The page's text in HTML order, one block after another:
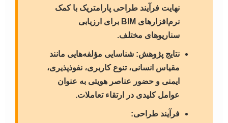
نهایت فرآیند طراحی پارامتریک با کمک
نرم‌افزارهای BIM برای ارزیابی
سناریوهای مختلف.
نتایج پژوهش: شناسایی مؤلفه‌هایی مانند
مقیاس انسانی، تنوع کاربری، نفوذپذیری،
ایمنی و حضور عناصر هویتی به عنوان
عوامل کلیدی در ارتقاء تعاملات.
فرآیند طراحی: